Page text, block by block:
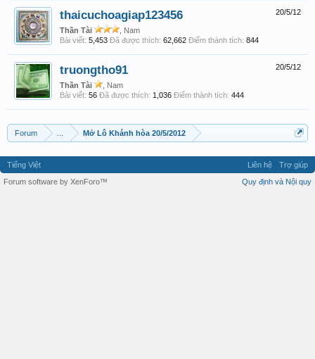
20/5/12
thaicuchoagiap123456
Thần Tài
, Nam
Bài viết: 5,453 Đã được thích: 62,662 Điểm thành tích: 844
20/5/12
truongtho91
Thần Tài
, Nam
Bài viết: 56 Đã được thích: 1,036 Điểm thành tích: 444
Forum Mở Lô Khánh hòa 20/5/2012
Tiếng Việt Liên hệ
Trợ giúp
Quy định và Nội quy
Forum software by XenForo™